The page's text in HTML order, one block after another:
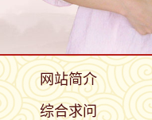
网站简介
综合求问